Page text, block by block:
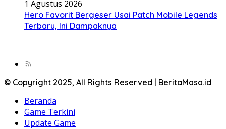
1 Agustus 2026
Hero Favorit Bergeser Usai Patch Mobile Legends
Terbaru, Ini Dampaknya
© Copyright 2025, All Rights Reserved | BeritaMasa.id
Beranda
Game Terkini
Update Game